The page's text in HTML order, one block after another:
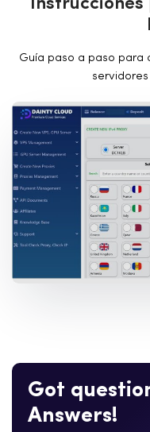
Instrucciones
Guía paso a paso para
Got questio
Answers!